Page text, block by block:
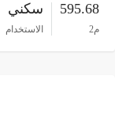
595.68 سكني
الاستخدام